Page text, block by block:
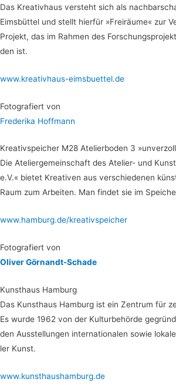
Das Krea­tiv­haus ver­steht sich als
Eims­büt­tel und stellt hier­für »Frei­räu­me« zur
Pro­jekt, das im Rah­men des
den ist.
www.kreativhaus-eimsbuettel.de
Foto­gra­fiert von
Fre­de­ri­ka Hoffmann
Krea­tiv­spei­cher M28 Ate­lier­bo­den 3
Die Ate­lier­ge­mein­schaft des Ate­lier- und
e.V.« bie­tet Krea­ti­ven aus ver­schie­de­nen
Raum zum Arbei­ten. Man fin­det sie im
www.hamburg.de/kreativspeicher
Foto­gra­fiert von
Oli­ver Görnandt-Schade
Kunst­haus Hamburg
Das Kunst­haus Ham­burg ist ein Zen­trum für
Es wur­de 1962 von der Kul­tur­be­hör­de
den Aus­stel­lun­gen inter­na­tio­na­len sowie
ler Kunst.
www.kunsthaushamburg.de